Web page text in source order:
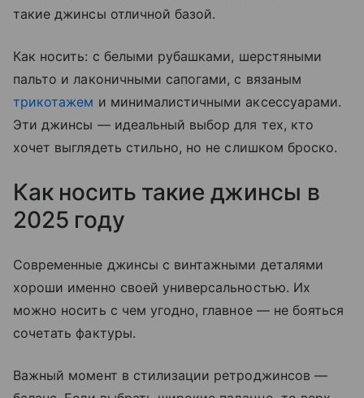
такие джинсы отличной базой.
Как носить: с белыми рубашками, шерстяными
пальто и лаконичными сапогами, с вязаным
трикотажем и минималистичными аксессуарами.
Эти джинсы — идеальный выбор для тех, кто
хочет выглядеть стильно, но не слишком броско.
Как носить такие джинсы в
2025 году
Современные джинсы с винтажными деталями
хороши именно своей универсальностью. Их
можно носить с чем угодно, главное — не бояться
сочетать фактуры.
Важный момент в стилизации ретроджинсов —